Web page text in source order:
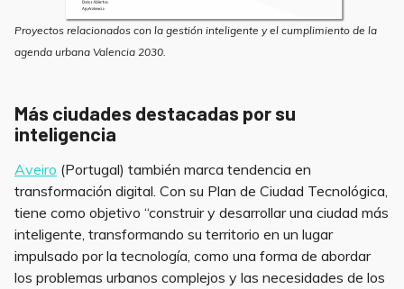
Proyectos relacionados con la gestión inteligente y el cumplimiento de la
agenda urbana Valencia 2030.
Más ciudades destacadas por su
inteligencia
Aveiro (Portugal) también marca tendencia en
transformación digital. Con su Plan de Ciudad Tecnológica,
tiene como objetivo “construir y desarrollar una ciudad más
inteligente, transformando su territorio en un lugar
impulsado por la tecnología, como una forma de abordar
los problemas urbanos complejos y las necesidades de los